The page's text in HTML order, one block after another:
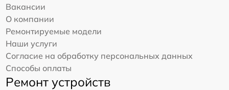
Вакансии
О компании
Ремонтируемые модели
Наши услуги
Согласие на обработку персональных данных
Способы оплаты
Ремонт устройств